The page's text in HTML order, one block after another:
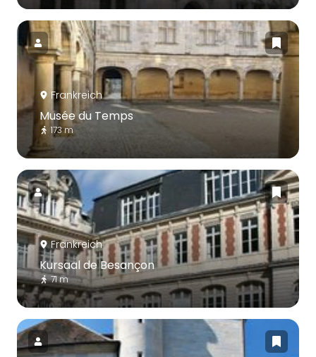
Frankreich
Musée du Temps
173 m
Frankreich
Kursaal de Besançon
71 m